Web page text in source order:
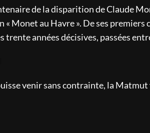
de la disparition de Claude
« Monet au Havre ». De ses
trente années décisives, passées
venir sans contrainte, la